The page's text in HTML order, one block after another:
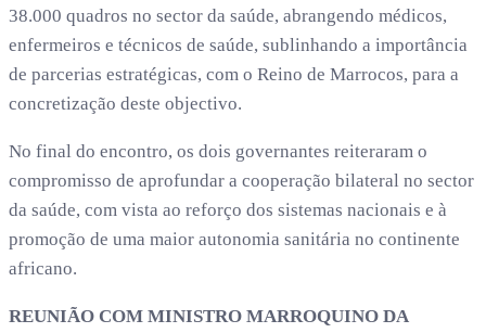
38.000 quadros no sector da saúde, abrangendo médicos,
enfermeiros e técnicos de saúde, sublinhando a importância
de parcerias estratégicas, com o Reino de Marrocos, para a
concretização deste objectivo.
No final do encontro, os dois governantes reiteraram o
compromisso de aprofundar a cooperação bilateral no sector
da saúde, com vista ao reforço dos sistemas nacionais e à
promoção de uma maior autonomia sanitária no continente
africano.
REUNIÃO COM MINISTRO MARROQUINO DA